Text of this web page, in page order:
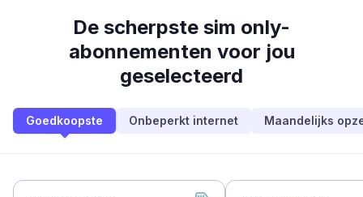
De scherpste sim only-
abonnementen voor jou
geselecteerd
Goedkoopste Onbeperkt internet Maandelijks